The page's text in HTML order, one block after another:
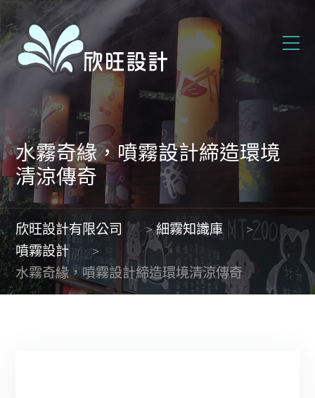
水霧奇緣，噴霧設計締造環境
清涼傳奇
欣旺設計有限公司 >細霧知識庫
>
噴霧設計
>
水霧奇緣，噴霧設計締造環境清涼傳奇